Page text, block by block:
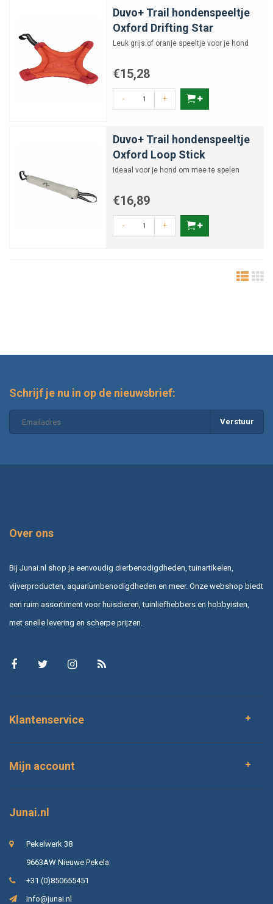
Duvo+ Trail hondenspeeltje
Oxford Drifting Star
Leuk grijs of oranje speeltje voor je hond
€15,28
- +
Duvo+ Trail hondenspeeltje
Oxford Loop Stick
Ideaal voor je hond om mee te spelen
€16,89
- +
Schrijf je nu in op de nieuwsbrief:
Verstuur
Over ons
Bij Junai.nl shop je eenvoudig dierbenodigdheden, tuinartikelen,
vijverproducten, aquariumbenodigdheden en meer. Onze webshop biedt
een ruim assortiment voor huisdieren, tuinliefhebbers en hobbyisten,
met snelle levering en scherpe prijzen.
Klantenservice
Mijn account
Junai.nl
Pekelwerk 38
9663AW Nieuwe Pekela
+31 (0)850655451
info@junai.nl